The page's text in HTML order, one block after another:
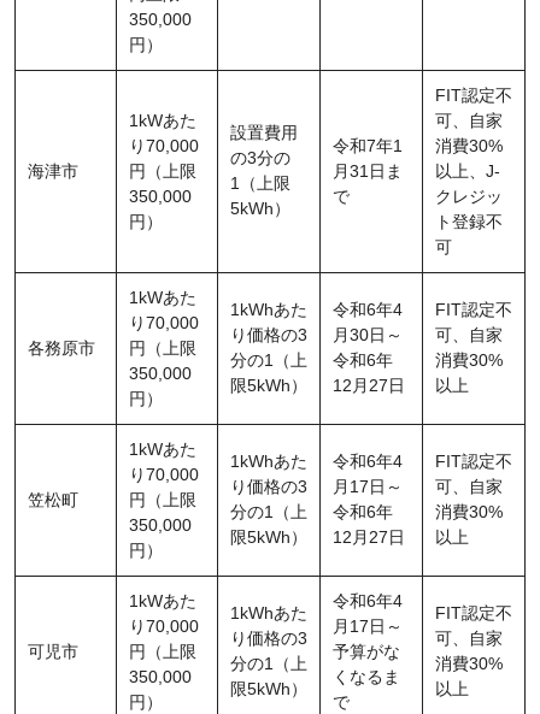
350,000
円）
海津市
1kWあた
り70,000
円（上限
350,000
円）
設置費用
の3分の
1（上限
5kWh）
令和7年1
月31日ま
で
FIT認定不
可、自家
消費30%
以上、J-
クレジッ
ト登録不
可
各務原市
1kWあた
り70,000
円（上限
350,000
円）
1kWhあた
り価格の3
分の1（上
限5kWh）
令和6年4
月30日～
令和6年
12月27日
FIT認定不
可、自家
消費30%
以上
笠松町
1kWあた
り70,000
円（上限
350,000
円）
1kWhあた
り価格の3
分の1（上
限5kWh）
令和6年4
月17日～
令和6年
12月27日
FIT認定不
可、自家
消費30%
以上
可児市
1kWあた
り70,000
円（上限
350,000
円）
1kWhあた
り価格の3
分の1（上
限5kWh）
令和6年4
月17日～
予算がな
くなるま
で
FIT認定不
可、自家
消費30%
以上